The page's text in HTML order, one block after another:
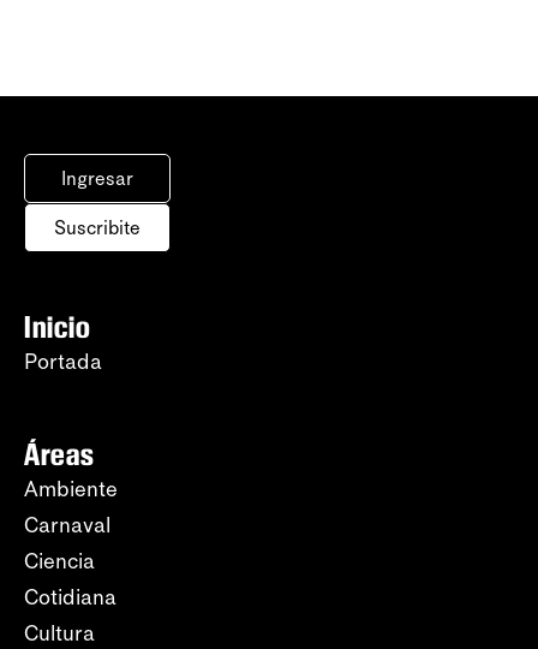
Ingresar
Suscribite
Inicio
Portada
Áreas
Ambiente
Carnaval
Ciencia
Cotidiana
Cultura